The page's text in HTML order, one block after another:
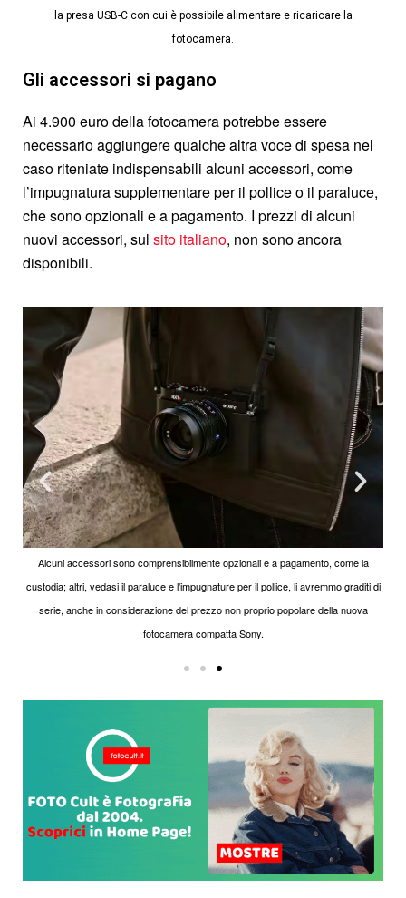
la presa USB-C con cui è possibile alimentare e ricaricare la
fotocamera.
Gli accessori si pagano
Ai 4.900 euro della fotocamera potrebbe essere
necessario aggiungere qualche altra voce di spesa nel
caso riteniate indispensabili alcuni accessori, come
l’impugnatura supplementare per il pollice o il paraluce,
che sono opzionali e a pagamento. I prezzi di alcuni
nuovi accessori, sul sito italiano, non sono ancora
disponibili.
Alcuni accessori sono comprensibilmente opzionali e a pagamento, come la
custodia; altri, vedasi il paraluce e l'impugnature per il pollice, li avremmo graditi di
serie, anche in considerazione del prezzo non proprio popolare della nuova
fotocamera compatta Sony.